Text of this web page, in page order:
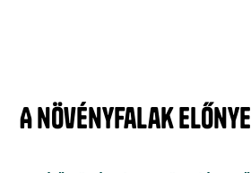
A növényfalak